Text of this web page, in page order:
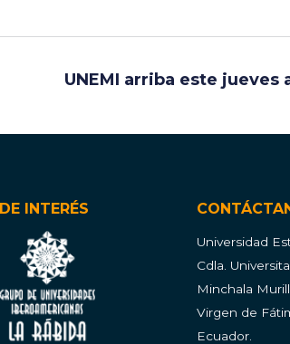
UNEMI arriba este jueves
INTERÉS
Universidad
Cdla.
Minchala
Virgen de
Ecuador.